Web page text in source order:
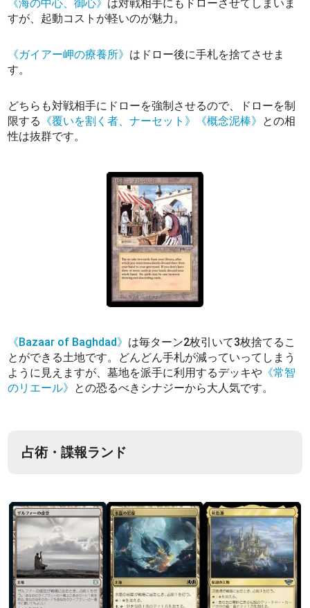
《海の中心、御心》 は対戦相手にもドローさせてしまいま
すが、起動コストが軽いのが魅力。
《ガイアー岬の療養所》 はドロー後に手札を捨てさせま
す。
どちらも対戦相手にドローを強制させるので、ドローを制
限する 《覆いを割く者、ナーセット》 《概念泥棒》 との相
性は抜群です。
《Bazaar of Baghdad》 は毎ターン2枚引いて3枚捨てるこ
とができる土地です。どんどん手札が減っていってしまう
ように見えますが、墓地を派手に利用するデッキや 《常智
のリエール》 との恐るべきシナジーから大人気です。
占術・諜報ランド